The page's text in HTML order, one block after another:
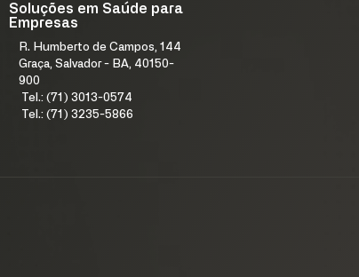
Soluções em Saúde para
Empresas
R. Humberto de Campos, 144
Graça, Salvador - BA, 40150-
900
Tel.: (71) 3013-0574
Tel.: (71) 3235-5866